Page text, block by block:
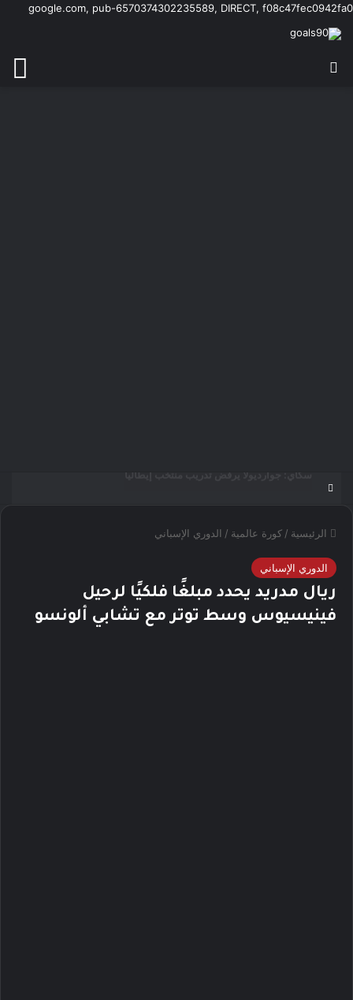
google.com, pub-6570374302235589, DIRECT, f08c47fec0942fa0
الرئيسية / كورة عالمية / الدوري الإسباني
الدوري الإسباني
ريال مدريد يحدد مبلغًا فلكيًا لرحيل
فينيسيوس وسط توتر مع تشابي ألونسو